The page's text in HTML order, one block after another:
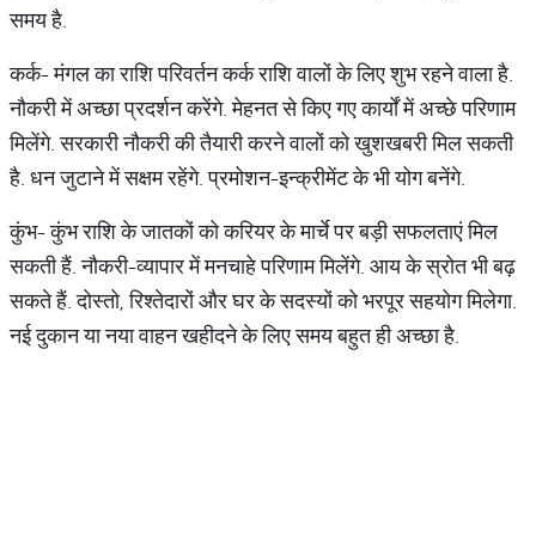
समय है.
कर्क- मंगल का राशि परिवर्तन कर्क राशि वालों के लिए शुभ रहने वाला है.
नौकरी में अच्छा प्रदर्शन करेंगे. मेहनत से किए गए कार्यों में अच्छे परिणाम
मिलेंगे. सरकारी नौकरी की तैयारी करने वालों को खुशखबरी मिल सकती
है. धन जुटाने में सक्षम रहेंगे. प्रमोशन-इन्क्रीमेंट के भी योग बनेंगे.
कुंभ- कुंभ राशि के जातकों को करियर के मार्चे पर बड़ी सफलताएं मिल
सकती हैं. नौकरी-व्यापार में मनचाहे परिणाम मिलेंगे. आय के स्रोत भी बढ़
सकते हैं. दोस्तो, रिश्तेदारों और घर के सदस्यों को भरपूर सहयोग मिलेगा.
नई दुकान या नया वाहन खहीदने के लिए समय बहुत ही अच्छा है.